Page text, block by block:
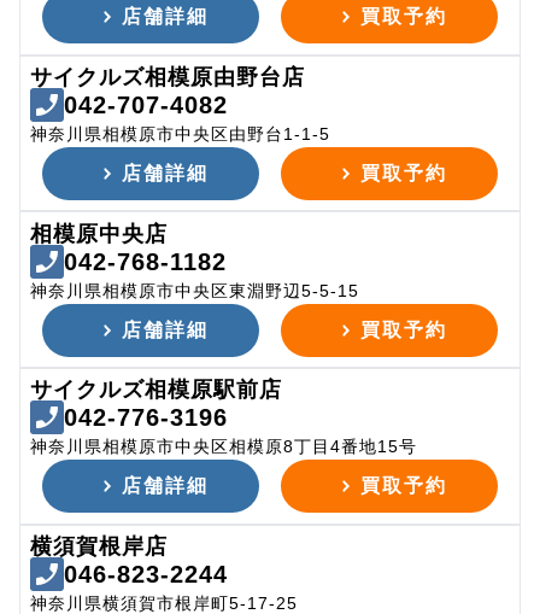
店舗詳細 買取予約
サイクルズ相模原由野台店
042-707-4082
神奈川県相模原市中央区由野台1-1-5
店舗詳細 買取予約
相模原中央店
042-768-1182
神奈川県相模原市中央区東淵野辺5-5-15
店舗詳細 買取予約
サイクルズ相模原駅前店
042-776-3196
神奈川県相模原市中央区相模原8丁目4番地15号
店舗詳細 買取予約
横須賀根岸店
046-823-2244
神奈川県横須賀市根岸町5-17-25